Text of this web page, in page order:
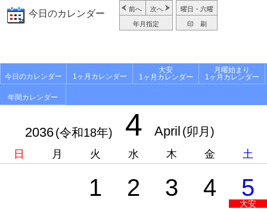
今日のカレンダー 前へ 次へ
年月指定
曜日・六曜
印 刷
今日のカレンダー 1ヶ月カレンダー
大安
1ヶ月カレンダー
月曜始まり
1ヶ月カレンダー
年間カレンダー
2036(令和18年) 4 April (卯月)
日 月 火 水 木 金 土
1 2 3 4 5
大安